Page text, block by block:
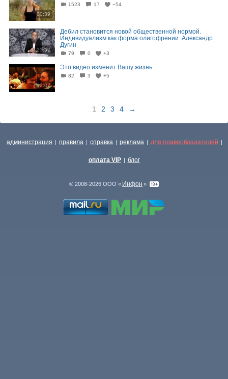
00:39
1523 17 −54
23:52
Дeбил становится новой общественной нopмой.
Индивидуализм как форма олигофрении. Александр
Дугин
79 0 +3
12:07
Это видео изменит Вашу жизнь
82 3 +5
1 2 3 4 →
администрация | правила | справка | реклама | для правообладателей |
оплата VIP | блог
© 2008-2026 ООО « Инфон »